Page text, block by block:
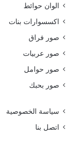
الوان حوائط
اكسسوارات بنات
صور فراق
صور عربيات
صور حوامل
صور بحبك
سياسة الخصوصية
اتصل بنا